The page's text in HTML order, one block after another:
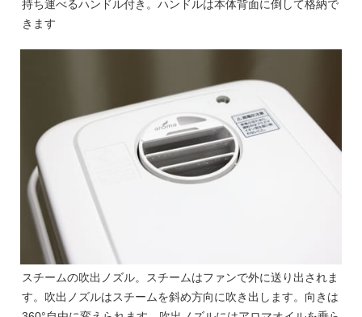
持ち運べるハンドル付き。ハンドルは本体背面に倒して格納で
きます
スチームの吹出ノズル。スチームはファンで外に送り出されま
す。吹出ノズルはスチームを斜め方向に吹き出します。向きは